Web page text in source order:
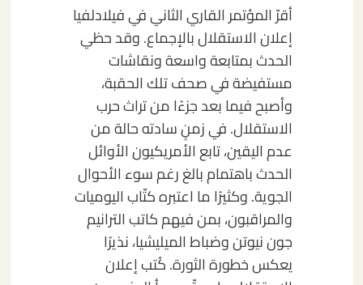
أقرّ المؤتمر القاري الثاني في فيلادلفيا
إعلان الاستقلال بالإجماع. وقد حظي
الحدث بمتابعة واسعة ونقاشات
مستفيضة في صحف تلك الحقبة،
وأصبح فيما بعد جزءًا من تراث حرب
الاستقلال. في زمنٍ سادته حالة من
عدم اليقين، تابع الأمريكيون الأوائل
الحدث باهتمام بالغ رغم سوء الأحوال
الجوية. وكثيرًا ما اعتبره كتّاب اليوميات
والمراقبون، بمن فيهم كاتب الترانيم
جون نيوتن وضباط الميليشيا، نذيرًا
يعكس خطورة الثورة. كُتب إعلان